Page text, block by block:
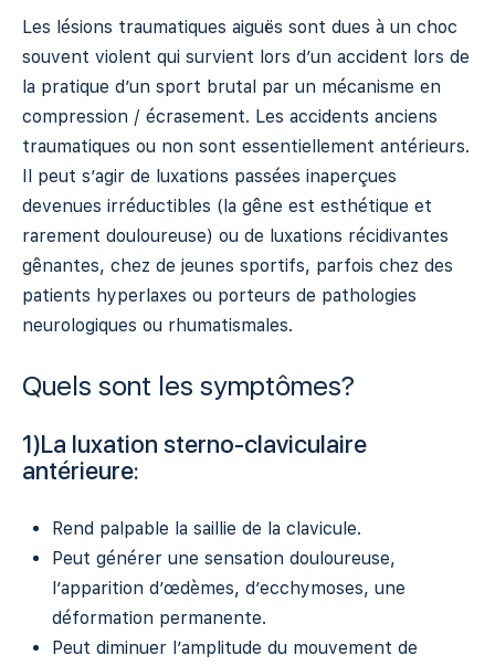
Les lésions traumatiques aiguës sont dues à un choc
souvent violent qui survient lors d’un accident lors de
la pratique d’un sport brutal par un mécanisme en
compression / écrasement. Les accidents anciens
traumatiques ou non sont essentiellement antérieurs.
Il peut s’agir de luxations passées inaperçues
devenues irréductibles (la gêne est esthétique et
rarement douloureuse) ou de luxations récidivantes
gênantes, chez de jeunes sportifs, parfois chez des
patients hyperlaxes ou porteurs de pathologies
neurologiques ou rhumatismales.
Quels sont les symptômes?
1)La luxation sterno-claviculaire
antérieure:
Rend palpable la saillie de la clavicule.
Peut générer une sensation douloureuse,
l’apparition d’œdèmes, d’ecchymoses, une
déformation permanente.
Peut diminuer l’amplitude du mouvement de